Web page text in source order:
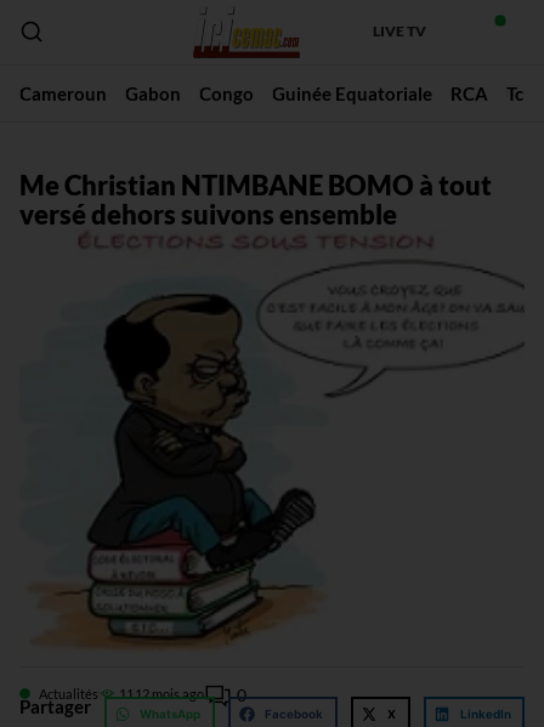
LIVE TV
Cameroun Gabon Congo Guinée Equatoriale RCA
Me Christian NTIMBANE BOMO à tout
versé dehors suivons ensemble
Actualités 1112 mois ago 0
Partager WhatsApp Facebook X LinkedIn